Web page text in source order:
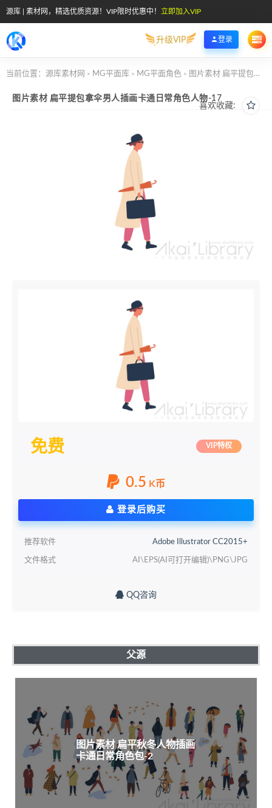
源库 | 素材网，精选优质资源！VIP限时优惠中！ 立即加入VIP
升级VIP 登录
当前位置： 源库素材网 > MG平面库 > MG平面角色 > 图片素材 扁平提包拿伞男人插画卡通日常角色人物-17
喜欢收藏:
图片素材 扁平提包拿伞男人插画卡通日常角色人物-17
免费 VIP特权
0.5 K币
登录后购买
推荐软件 Adobe Illustrator CC2015+
文件格式 AI\EPS(AI可打开编辑)\PNG\JPG
QQ咨询
父源
图片素材 扁平秋冬人物插画
卡通日常角色包-2